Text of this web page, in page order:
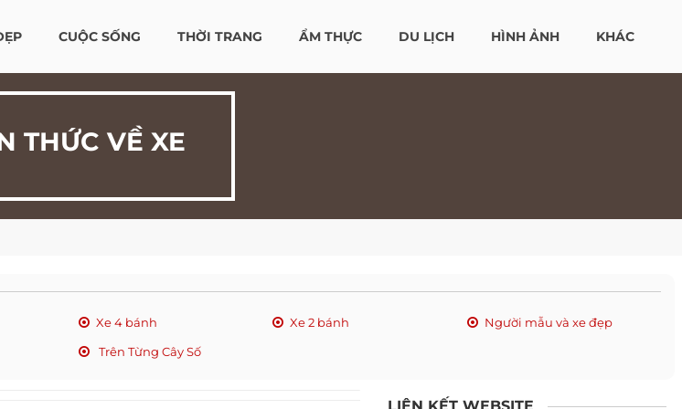
CUỘC SỐNG THỜI TRANG ẨM THỰC DU LỊCH HÌNH ẢNH KHÁC
THỨC VỀ XE
Xe 4 bánh Xe 2 bánh
Người mẫu và xe đẹp
Trên Từng Cây Số